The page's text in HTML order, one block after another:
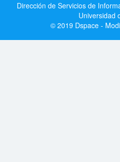
Dirección de Servicios de
Universidad
© 2019 Dspace -